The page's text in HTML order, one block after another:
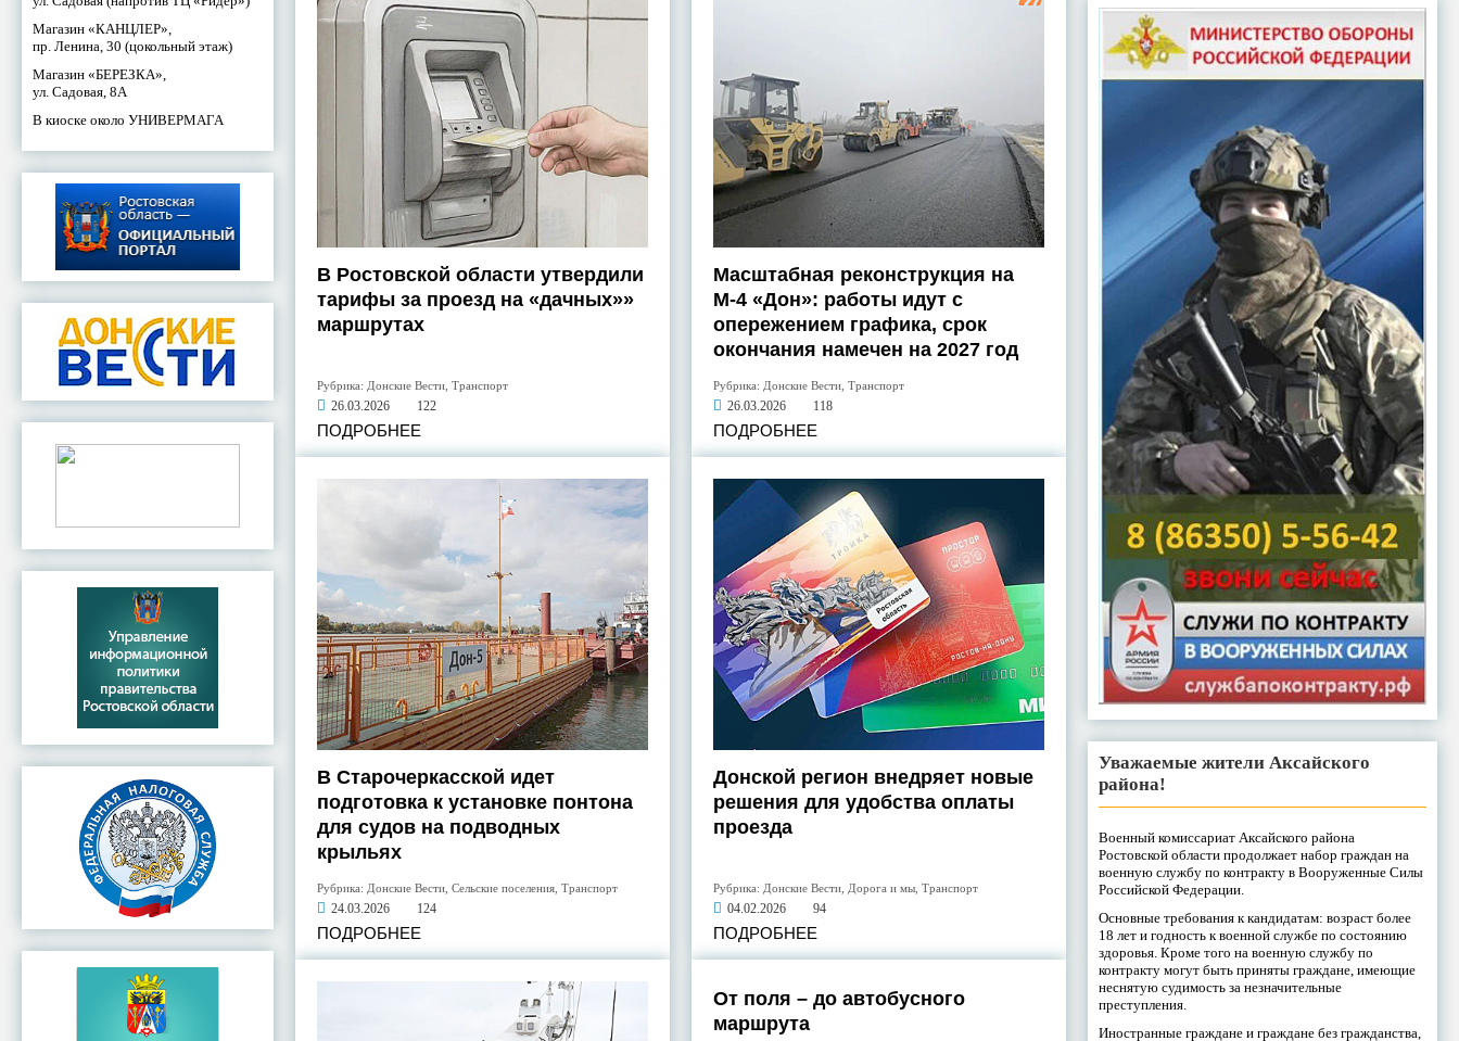
Магазин «КАНЦЛЕР»,
пр. Ленина, 30 (цокольный этаж)
Магазин «БЕРЕЗКА»,
ул. Садовая, 8А
В киоске около УНИВЕРМАГА
В Ростовской области утвердили
тарифы за проезд на «дачных»»
маршрутах
Рубрика: Донские Вести ,Транспорт
26.03.2026 122
ПОДРОБНЕЕ
Масштабная реконструкция на
М-4 «Дон»: работы идут с
опережением графика, срок
окончания намечен на 2027 год
Рубрика: Донские Вести, Транспорт
26.03.2026 118
ПОДРОБНЕЕ
В Старочеркасской идет
подготовка к установке понтона
для судов на подводных
крыльях
Рубрика: Донские Вести ,Сельские поселения ,Транспорт
24.03.2026 124
ПОДРОБНЕЕ
Донской регион внедряет новые
решения для удобства оплаты
проезда
Рубрика: Донские Вести, Дорога и мы, Транспорт
04.02.2026 94
ПОДРОБНЕЕ
От поля – до автобусного
маршрута
Уважаемые жители Аксайского
района!
Военный комиссариат Аксайского района
Ростовской области продолжает набор граждан на
военную службу по контракту в Вооруженные Силы
Российской Федерации.
Основные требования к кандидатам: возраст более
18 лет и годность к военной службе по состоянию
здоровья. Кроме того на военную службу по
контракту могут быть приняты граждане, имеющие
неснятую судимость за незначительные
преступления.
Иностранные граждане и граждане без гражданства,